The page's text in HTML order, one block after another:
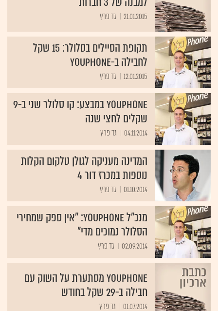
21.01.2015 גד פרץ
תקופת הסיילים בסלולר: 15 שקל
לחבילה ב-YouPhone
12.01.2015 גד פרץ
YouPhone במבצע: קו סלולר שני ב-9
שקלים לחצי שנה
04.11.2014 גד פרץ
המדינה מעניקה לגולן טלקום הקלות
נוספות במכרז דור 4
01.10.2014 גד פרץ
מנכ"ל YouPhone: "אין ספק שמחירי
הסלולר נמוכים מדי"
02.09.2014 גד פרץ
YouPhone מסתערת על השוק עם
חבילה ב-29 שקל בחודש
01.07.2014 גד פרץ